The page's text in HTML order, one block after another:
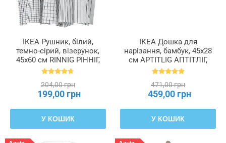
ІКЕА Рушник, білий,
темно-сірий, візерунок,
45x60 см RINNIG РІННІГ,
204.763.46
204,00 грн
199,00 грн
У КОШИК
ІКЕА Дошка для
нарізання, бамбук, 45x28
см APTITLIG АПТІТЛІГ,
802.334.30
471,00 грн
459,00 грн
У КОШИК